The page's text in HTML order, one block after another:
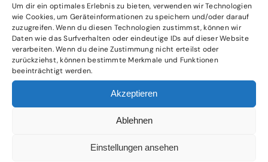
Um dir ein optimales Erlebnis zu bieten, verwenden wir Technologien
wie Cookies, um Geräteinformationen zu speichern und/oder darauf
zuzugreifen. Wenn du diesen Technologien zustimmst, können wir
Daten wie das Surfverhalten oder eindeutige IDs auf dieser Website
verarbeiten. Wenn du deine Zustimmung nicht erteilst oder
zurückziehst, können bestimmte Merkmale und Funktionen
beeinträchtigt werden.
Akzeptieren
Ablehnen
Einstellungen ansehen
CFO & COO as a Service für wachstumsstarke E-
Commerce-Unternehmen im DACH-Raum.
Express Liqui-Check